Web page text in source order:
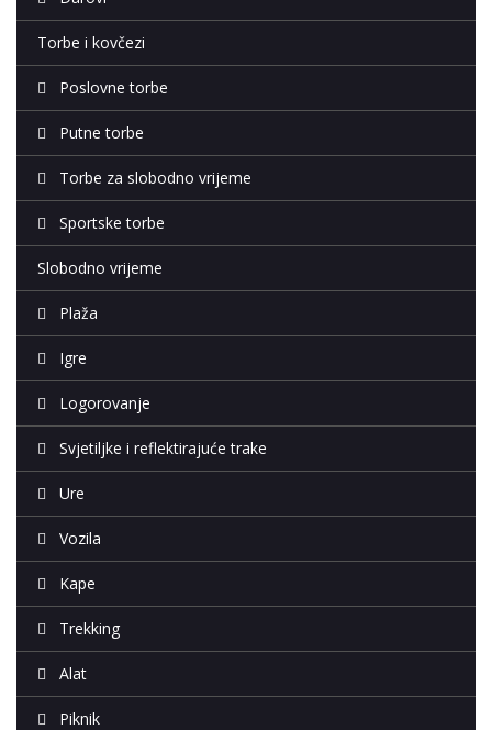
Torbe i kovčezi
Poslovne torbe
Putne torbe
Torbe za slobodno vrijeme
Sportske torbe
Slobodno vrijeme
Plaža
Igre
Logorovanje
Svjetiljke i reflektirajuće trake
Ure
Vozila
Kape
Trekking
Alat
Piknik